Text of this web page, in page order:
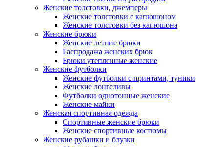
Женские толстовки, джемперы
Женские толстовки с капюшоном
Женские толстовки без капюшона
Женские брюки
Женские летние брюки
Распродажа женских брюк
Брюки утепленные женские
Женские футболки
Женские футболки с принтами, туники
Женские лонгсливы
Футболки однотонные женские
Женские майки
Женская спортивная одежда
Спортивные женские брюки
Женские спортивные костюмы
Женские рубашки и блузки